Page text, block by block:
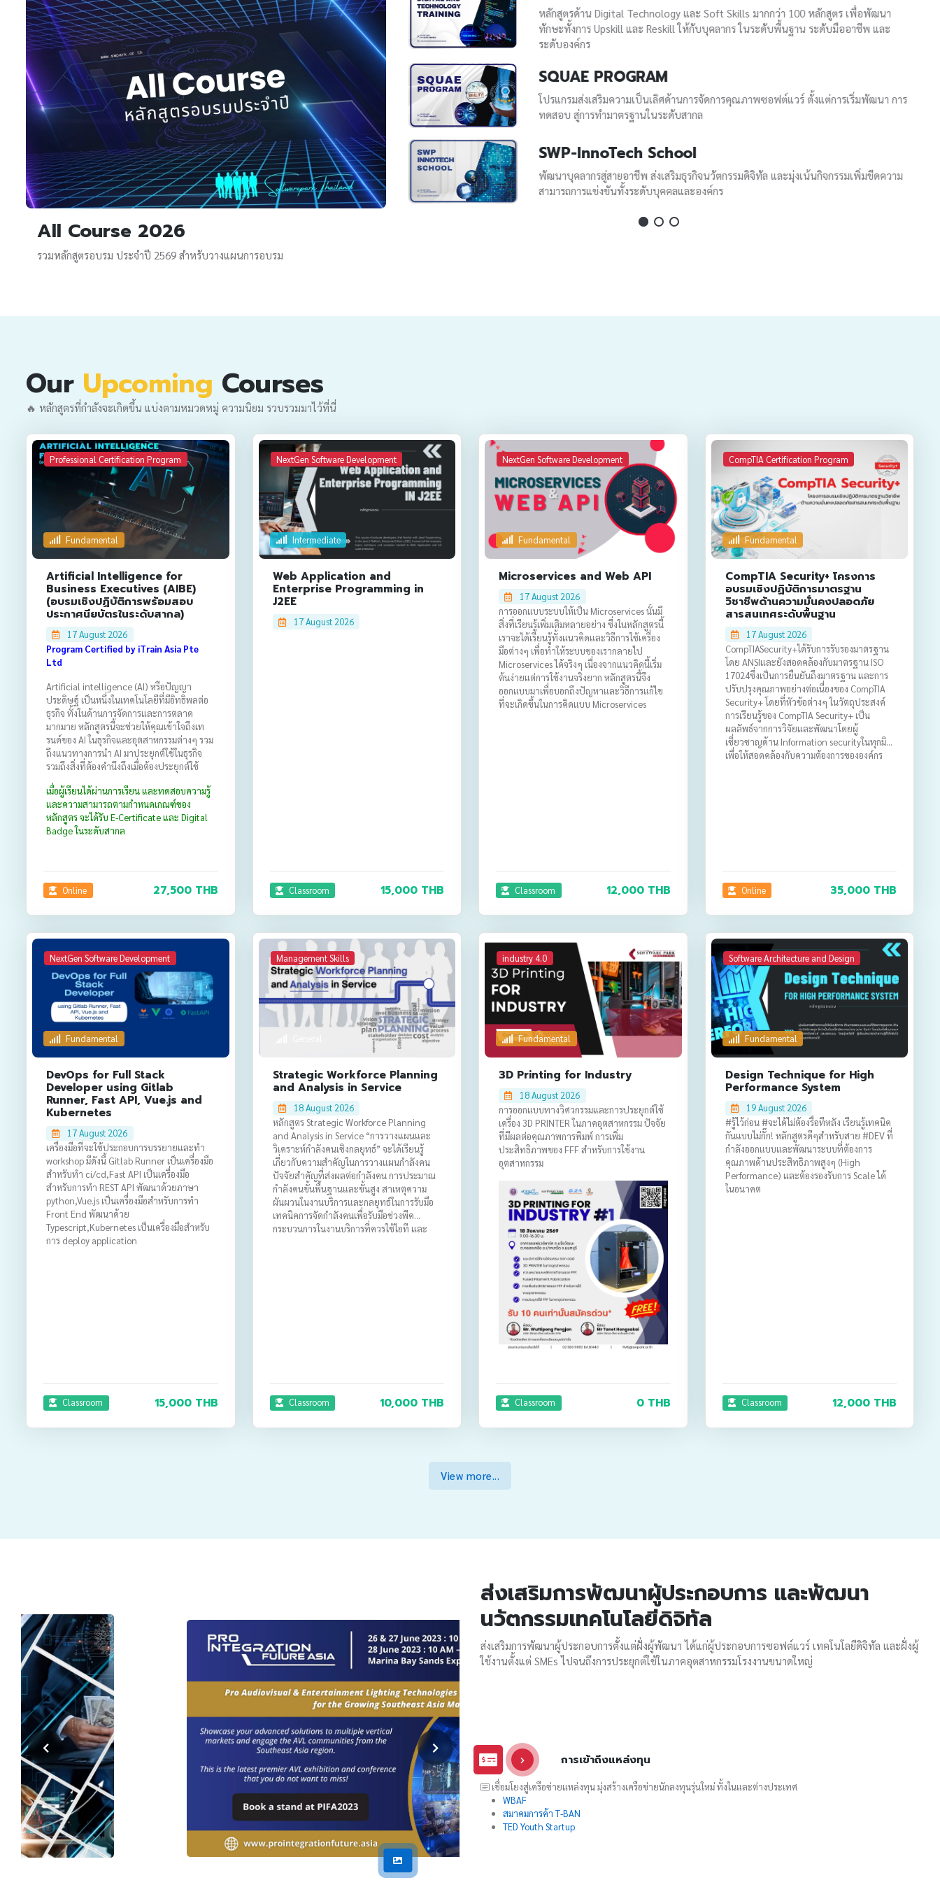
All Course 2026
รวมหลักสูตรอบรม ประจำปี 2569 สำหรับวางแผนการอบรม
พิเศษที่ปรับเนื้อหาหลักสูตรให้ตรงกับวัตถุประสงค์ และการใช้งานจริง
รที่ยกเว้นภาษี 250%
รที่ผ่านการรับรองจาก อว.ตามมาตรการ Thailand Plus Package ได้รับยกเว้น
250% ของค่าใช้จ่าย
หลักสูตรด้าน Digital Technology และ Soft Skills มากกว่า 100 หลักสูตร เพื่อพัฒนา
ทักษะทั้งการ Upskill และ Reskill ให้กับบุคลากร ในระดับพื้นฐาน ระดับมืออาชีพ และ
ระดับองค์กร
SQUAE PROGRAM
โปรแกรมส่งเสริมความเป็นเลิศด้านการจัดการคุณภาพซอฟต์แวร์ ตั้งแต่การเริ่มพัฒนา การ
ทดสอบ สู่การทำมาตรฐานในระดับสากล
SWP-InnoTech School
พัฒนาบุคลากรสู่สายอาชีพ ส่งเสริมธุรกิจนวัตกรรมดิจิทัล และมุ่งเน้นกิจกรรมเพิ่มขีดความ
สามารถการแข่งขันทั้งระดับบุคคลและองค์กร
Our Upcoming Courses
🔥 หลักสูตรที่กำลังจะเกิดขึ้น แบ่งตามหมวดหมู่ ความนิยม รวบรวมมาไว้ที่นี่
Professional Certification Program
Fundamental
Artificial Intelligence for
Business Executives (AIBE)
(อบรมเชิงปฏิบัติการพร้อมสอบ
ประกาศนียบัตรในระดับสากล)
17 August 2026
Program Certified by iTrain Asia Pte
Ltd
Artificial intelligence (AI) หรือปัญญา
ประดิษฐ์ เป็นหนึ่งในเทคโนโลยีที่มีอิทธิพลต่อ
ธุรกิจ ทั้งในด้านการจัดการและการตลาด
มากมาย หลักสูตรนี้จะช่วยให้คุณเข้าใจถึงเท
รนด์ของ AI ในธุรกิจและอุตสาหกรรมต่างๆ รวม
ถึงแนวทางการนำ AI มาประยุกต์ใช้ในธุรกิจ
รวมถึงสิ่งที่ต้องคำนึงถึงเมื่อต้องประยุกต์ใช้
เมื่อผู้เรียนได้ผ่านการเรียน และทดสอบความรู้
และความสามารถตามกำหนดเกณฑ์ของ
หลักสูตร จะได้รับ E-Certificate และ Digital
Badge ในระดับสากล
Online 27,500 THB
NextGen Software Development
Intermediate
Web Application and
Enterprise Programming in
J2EE
17 August 2026
Classroom 15,000 THB
NextGen Software Development
Fundamental
Microservices and Web API
17 August 2026
การออกแบบระบบให้เป็น Microservices นั้นมี
สิ่งที่เรียนรู้เพิ่มเติมหลายอย่าง ซึ่งในหลักสูตรนี้
เราจะได้เรียนรู้ทั้งแนวคิดและวิธีการใช้เครื่อง
มือต่างๆ เพื่อทำให้ระบบของเรากลายไป
Microservices ได้จริงๆ เนื่องจากแนวคิดนี้เริ่ม
ต้นง่ายแต่การใช้งานจริงยาก หลักสูตรนี้จึง
ออกแบบมาเพื่อบอกถึงปัญหาและวิธีการแก้ไข
ที่จะเกิดขึ้นในการคิดแบบ Microservices
Classroom 12,000 THB
CompTIA Certification Program
Fundamental
CompTIA Security+ โครงการ
อบรมเชิงปฏิบัติการมาตรฐาน
วิชาชีพด้านความมั่นคงปลอดภัย
สารสนเทศระดับพื้นฐาน
17 August 2026
CompTIASecurity+ได้รับการรับรองมาตรฐาน
โดย ANSIและยังสอดคล้องกับมาตรฐาน ISO
17024ซึ่งเป็นการยืนยันถึงมาตรฐาน และการ
ปรับปรุงคุณภาพอย่างต่อเนื่องของ CompTIA
Security+ โดยที่หัวข้อต่างๆ ในวัตถุประสงค์
การเรียนรู้ของ CompTIA Security+ เป็น
ผลลัพธ์จากการวิจัยและพัฒนาโดยผู้
เชี่ยวชาญด้าน Information securityในทุกมิติ
เพื่อให้สอดคล้องกับความต้องการขององค์กร
Online 35,000 THB
NextGen Software Development
Fundamental
DevOps for Full Stack
Developer using Gitlab
Runner, Fast API, Vue.js and
Kubernetes
17 August 2026
เครื่องมือที่จะใช้ประกอบการบรรยายและทำ
workshop มีดังนี้ Gitlab Runner เป็นเครื่องมือ
สำหรับทำ ci/cd,Fast API เป็นเครื่องมือ
สำหรับการทำ REST API พัฒนาด้วยภาษา
python,Vue.js เป็นเครื่องมือสำหรับการทำ
Front End พัฒนาด้วย
Typescript,Kubernetes เป็นเครื่องมือสำหรับ
การ deploy application
Classroom 15,000 THB
Management Skills
Strategic Workforce Planning
and Analysis in Service
18 August 2026
หลักสูตร Strategic Workforce Planning
and Analysis in Service “การวางแผนและ
วิเคราะห์กำลังคนเชิงกลยุทธ์” จะได้เรียนรู้
เกี่ยวกับความสำคัญในการวางแผนกำลังคน
ปัจจัยสำคัญที่ส่งผลต่อกำลังคน การประมาณ
กำลังคนขั้นพื้นฐานและขั้นสูง สาเหตุความ
ผันผวนในงานบริการและกลยุทธ์ในการรับมือ
เทคนิคการจัดกำลังคนเพื่อรับมือช่วงพีค
กระบวนการในงานบริการที่ควรใช้ไอที และ
Classroom 10,000 THB
industry 4.0
Fundamental
3D Printing for Industry
18 August 2026
การออกแบบทางวิศวกรรมและการประยุกต์ใช้
เครื่อง 3D PRINTER ในภาคอุตสาหกรรม ปัจจัย
ที่มีผลต่อคุณภาพการพิมพ์ การเพิ่ม
ประสิทธิภาพของ FFF สำหรับการใช้งาน
อุตสาหกรรม
Classroom 0 THB
Software Architecture and Design
Fundamental
Design Technique for High
Performance System
19 August 2026
#รู้ไว้ก่อน #จะได้ไม่ต้องรื้อทีหลัง เรียนรู้เทคนิค
กันแบบไม่กั๊ก! หลักสูตรดีๆสำหรับสาย #DEV ที่
กำลังออกแบบและพัฒนาระบบที่ต้องการ
คุณภาพด้านประสิทธิภาพสูงๆ (High
Performance) และต้องรองรับการ Scale ได้
ในอนาคต
Classroom 12,000 THB
View more...
ส่งเสริมการพัฒนาผู้ประกอบการ และพัฒนา
นวัตกรรมเทคโนโลยีดิจิทัล
ส่งเสริมการพัฒนาผู้ประกอบการตั้งแต่ฝั่งผู้พัฒนา ได้แก่ผู้ประกอบการซอฟต์แวร์ เทคโนโลยีดิจิทัล และฝั่งผู้
ใช้งานตั้งแต่ SMEs ไปจนถึงการประยุกต์ใช้ในภาคอุตสาหกรรมโรงงานขนาดใหญ่
การเข้าถึงแหล่งทุน
เชื่อมโยงสู่เครือข่ายแหล่งทุน มุ่งสร้างเครือข่ายนักลงทุนรุ่นใหม่ ทั้งในและต่างประเทศ
WBAF
สมาคมการค้า T-BAN
TED Youth Startup